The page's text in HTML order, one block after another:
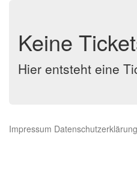
Keine
Hier entsteht eine
Impressum Datenschutzerklärung